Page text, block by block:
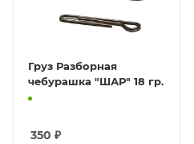
Груз Разборная
чебурашка "ШАР" 18 гр.
350 ₽